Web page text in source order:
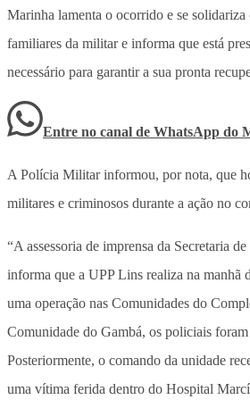
Marinha lamenta o ocorrido e se solidariza
familiares da militar e informa que está
necessário para garantir a sua pronta
Entre no canal de WhatsApp do
A Polícia Militar informou, por nota, que
militares e criminosos durante a ação no
“A assessoria de imprensa da Secretaria
informa que a UPP Lins realiza na manhã
uma operação nas Comunidades do
Comunidade do Gambá, os policiais
Posteriormente, o comando da unidade
uma vítima ferida dentro do Hospital